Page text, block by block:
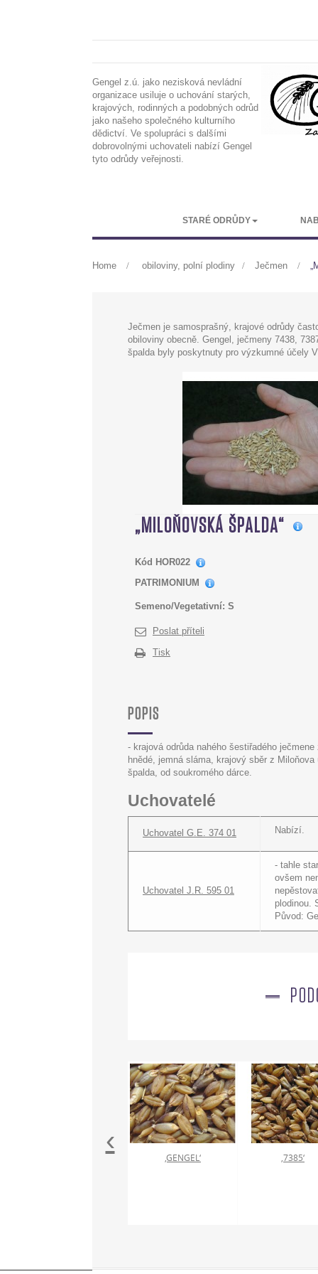
Gengel z.ú. jako nezisková nevládní
organizace usiluje o uchování starých,
krajových, rodinných a podobných odrůd
jako našeho společného kulturního
dědictví. Ve spolupráci s dalšími
dobrovolnými uchovateli nabízí Gengel
tyto odrůdy veřejnosti.
STARÉ ODRŮDY
Home > obiloviny, polní plodiny > Ječmen >
Ječmen je samosprašný, krajové odrůdy
obiloviny obecně. Gengel, ječmeny 7438,
špalda byly poskytnuty pro výzkumné účely
„MILOŇOVSKÁ ŠPALDA“
Kód HOR022
PATRIMONIUM
Semeno/Vegetativní: S
Poslat příteli
Tisk
POPIS
- krajová odrůda nahého šestiřadého
hnědé, jemná sláma, krajový sběr z
špalda, od soukromého dárce.
Uchovatelé
Uchovatel G.E. 374 01 Nabízí.
Uchovatel J.R. 595 01
- tahle
ovšem
plodinou.
Původ:
‹
‚GENGEL‘ ‚7385‘